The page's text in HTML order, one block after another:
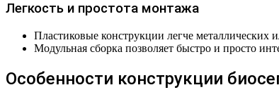
Легкость и простота монтажа
Пластиковые конструкции легче металлических
Модульная сборка позволяет быстро и просто
Особенности конструкции